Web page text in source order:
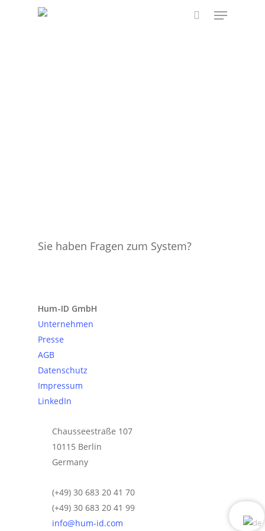
Menu
Sie haben Fragen zum System?
Hum-ID GmbH
Unternehmen
Presse
AGB
Datenschutz
Impressum
LinkedIn
Chausseestraße 107
10115 Berlin
Germany
(+49) 30 683 20 41 70
(+49) 30 683 20 41 99
info@hum-id.com